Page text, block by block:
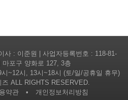
사 : 이준원 | 사업자등록번호 : 118-81-
마포구 양화로 127, 3층
~12시, 13시~18시 (토/일/공휴일 휴무)
ALL RIGHTS RESERVED.
약관 • 개인정보처리방침